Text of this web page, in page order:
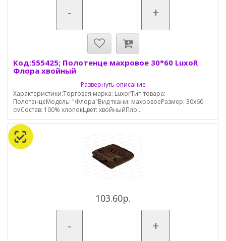
- +
Код:555425; Полотенце махровое 30*60 LuxoR
Флора хвойный
Развернуть описание
Характеристики:Торговая марка: LuxorТип товара:
ПолотенцеМодель: "Флора"Вид ткани: махровоеРазмер: 30х60
смСостав: 100% хлопокЦвет: хвойныйПло...
103.60р.
- +